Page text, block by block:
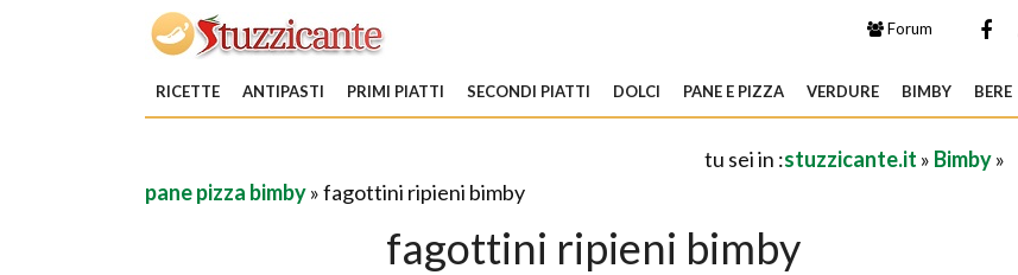
Forum
RICETTE ANTIPASTI PRIMI PIATTI SECONDI PIATTI DOLCI PANE E PIZZA VERDURE BIMBY BERE
tu sei in :stuzzicante.it » Bimby»
pane pizza bimby» fagottini ripieni bimby
fagottini ripieni bimby